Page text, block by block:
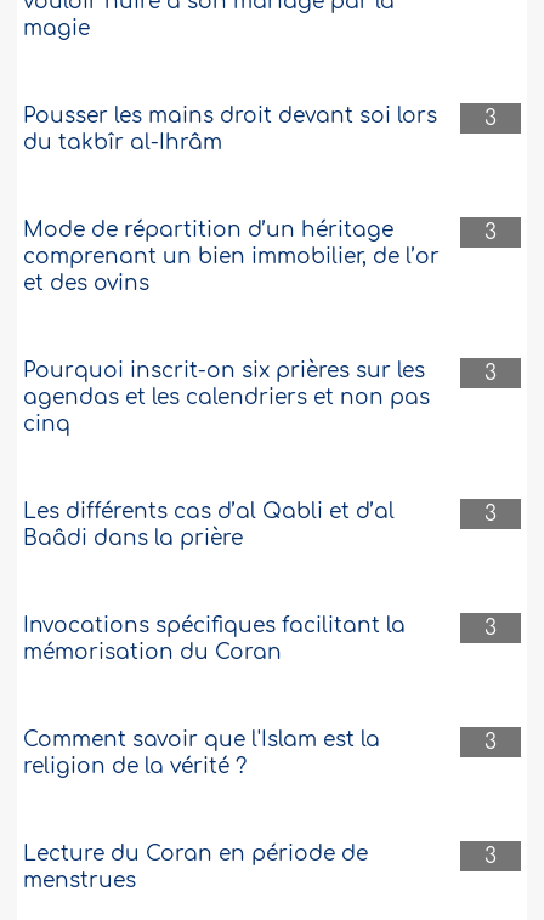
magie
3
Pousser les mains droit devant soi lors
du takbîr al-Ihrâm
3
Mode de répartition d’un héritage
comprenant un bien immobilier, de l’or
et des ovins
3
Pourquoi inscrit-on six prières sur les
agendas et les calendriers et non pas
cinq
3
Les différents cas d’al Qabli et d’al
Baâdi dans la prière
3
Invocations spécifiques facilitant la
mémorisation du Coran
3
Comment savoir que l'Islam est la
religion de la vérité ?
3
Lecture du Coran en période de
menstrues